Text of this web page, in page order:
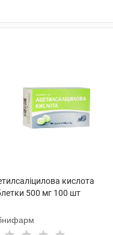
кислота
500 мг 100 шт